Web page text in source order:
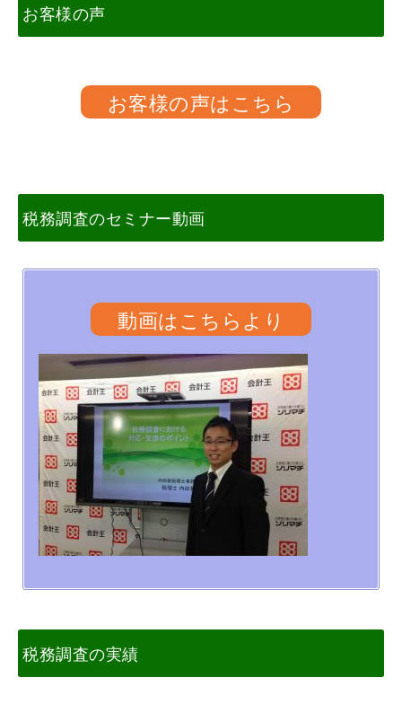
お客様の声
お客様の声はこちら
税務調査のセミナー動画
動画はこちらより
税務調査の実績